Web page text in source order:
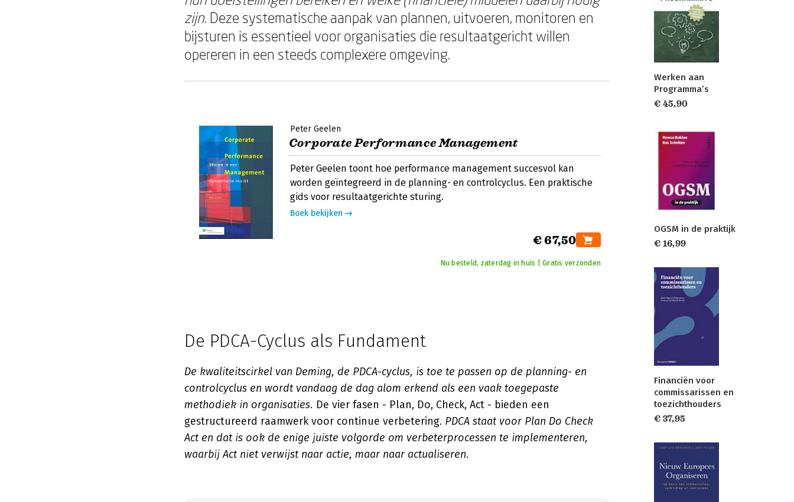
zijn. Deze systematische aanpak van plannen, uitvoeren, monitoren en
bijsturen is essentieel voor organisaties die resultaatgericht willen
opereren in een steeds complexere omgeving.
Peter Geelen
Corporate Performance Management
Peter Geelen toont hoe performance management succesvol kan
worden geïntegreerd in de planning- en controlcyclus. Een praktische
gids voor resultaatgerichte sturing.
Boek bekijken
€ 67,50
Nu besteld, zaterdag in huis | Gratis verzonden
De PDCA-Cyclus als Fundament
De kwaliteitscirkel van Deming, de PDCA-cyclus, is toe te passen op de planning- en
controlcyclus en wordt vandaag de dag alom erkend als een vaak toegepaste
methodiek in organisaties. De vier fasen - Plan, Do, Check, Act - bieden een
gestructureerd raamwerk voor continue verbetering. PDCA staat voor Plan Do Check
Act en dat is ook de enige juiste volgorde om verbeterprocessen te implementeren,
waarbij Act niet verwijst naar actie, maar naar actualiseren.
Werken aan
Programma’s
€ 45,90
OGSM in de praktijk
€ 16,99
Financiën voor
commissarissen en
toezichthouders
€ 37,95